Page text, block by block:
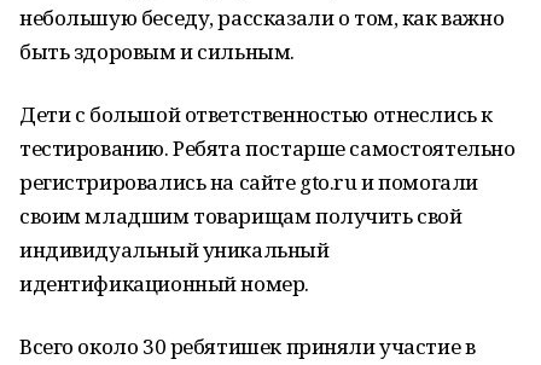
небольшую беседу, рассказали о том, как важно
быть здоровым и сильным.
Дети с большой ответственностью отнеслись к
тестированию. Ребята постарше самостоятельно
регистрировались на сайте gto.ru и помогали
своим младшим товарищам получить свой
индивидуальный уникальный
идентификационный номер.
Всего около 30 ребятишек приняли участие в